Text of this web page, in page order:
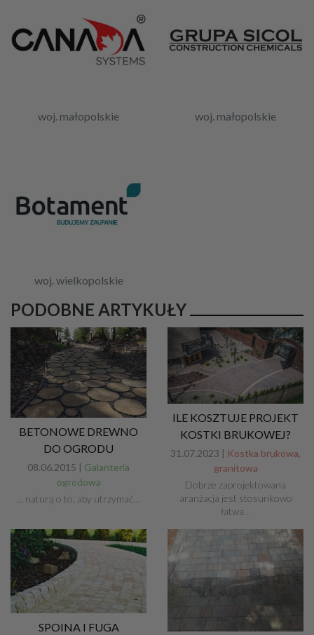
woj. małopolskie woj. małopolskie
woj. wielkopolskie
PODOBNE ARTYKUŁY
BETONOWE DREWNO
DO OGRODU
08.06.2015 | Galanteria
ogrodowa
... naturą o to, aby utrzymać…
ILE KOSZTUJE PROJEKT
KOSTKI BRUKOWEJ?
31.07.2023 | Kostka brukowa,
granitowa
Dobrze zaprojektowana
aranżacja jest stosunkowo
łatwa…
SPOINA I FUGA